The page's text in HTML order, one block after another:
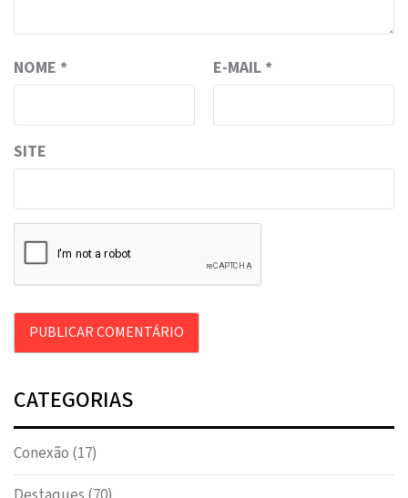
NOME * E-MAIL *
SITE
CATEGORIAS
Conexão (17)